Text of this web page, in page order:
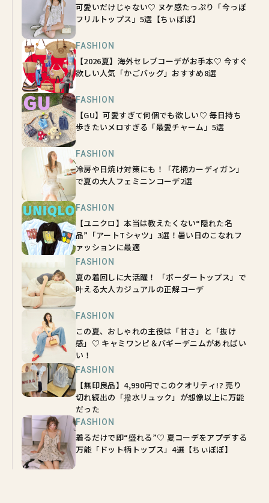
可愛いだけじゃない♡ ヌケ感たっぷり「今っぽ
フリルトップス」5選【ちぃぽぽ】
FASHION
【2026夏】海外セレブコーデがお手本♡ 今すぐ
欲しい人気「かごバッグ」おすすめ8選
FASHION
【GU】可愛すぎて何個でも欲しい♡ 毎日持ち
歩きたいメロすぎる「最愛チャーム」5選
FASHION
冷房や日焼け対策にも！「花柄カーディガン」
で夏の大人フェミニンコーデ2選
FASHION
【ユニクロ】本当は教えたくない“隠れた名
品”「アートTシャツ」3選！暑い日のこなれフ
ァッションに最適
FASHION
夏の着回しに大活躍！ 「ボーダートップス」で
叶える大人カジュアルの正解コーデ
FASHION
この夏、おしゃれの主役は「甘さ」と「抜け
感」♡ キャミワンピ＆バギーデニムがあればい
い！
FASHION
【無印良品】4,990円でこのクオリティ!? 売り
切れ続出の「撥水リュック」が想像以上に万能
だった
FASHION
着るだけで即“盛れる”♡ 夏コーデをアプデする
万能「ドット柄トップス」4選【ちぃぽぽ】